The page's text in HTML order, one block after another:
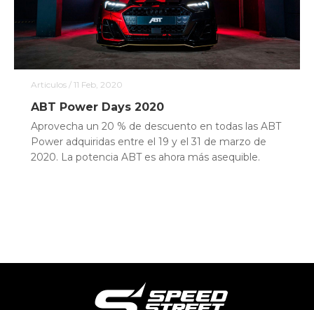
Articulos / 11 Feb, 2020
ABT Power Days 2020
Aprovecha un 20 % de descuento en todas las ABT
Power adquiridas entre el 19 y el 31 de marzo de
2020. La potencia ABT es ahora más asequible.